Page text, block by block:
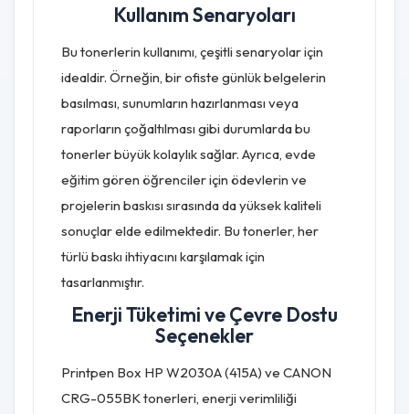
Kullanım Senaryoları
Bu tonerlerin kullanımı, çeşitli senaryolar için
idealdir. Örneğin, bir ofiste günlük belgelerin
basılması, sunumların hazırlanması veya
raporların çoğaltılması gibi durumlarda bu
tonerler büyük kolaylık sağlar. Ayrıca, evde
eğitim gören öğrenciler için ödevlerin ve
projelerin baskısı sırasında da yüksek kaliteli
sonuçlar elde edilmektedir. Bu tonerler, her
türlü baskı ihtiyacını karşılamak için
tasarlanmıştır.
Enerji Tüketimi ve Çevre Dostu
Seçenekler
Printpen Box HP W2030A (415A) ve CANON
CRG-055BK tonerleri, enerji verimliliği